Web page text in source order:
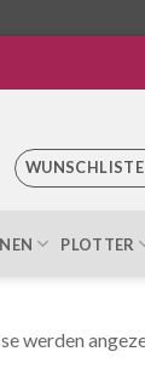
WUNSCHLISTE
PLOTTER
werden